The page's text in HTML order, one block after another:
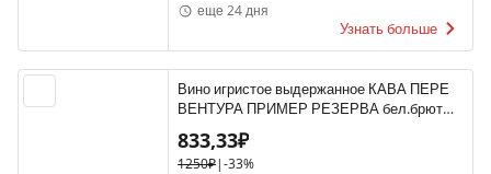
еще 24 дня
Узнать больше
Вино игристое выдержанное КАВА ПЕРЕ
ВЕНТУРА ПРИМЕР РЕЗЕРВА бел.брют
10-13.5% 0.75, белое, брют, Испания
833,33₽
1250₽|-33%